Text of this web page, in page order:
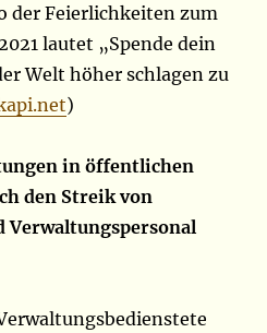
der Feierlichkeiten zum
lautet „Spende dein
Welt höher schlagen zu
)
in öffentlichen
den Streik von
Verwaltungspersonal